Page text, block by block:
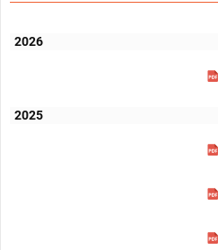
2026
2025